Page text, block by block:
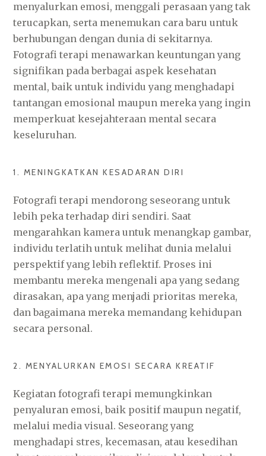
menyalurkan emosi, menggali perasaan yang tak
terucapkan, serta menemukan cara baru untuk
berhubungan dengan dunia di sekitarnya.
Fotografi terapi menawarkan keuntungan yang
signifikan pada berbagai aspek kesehatan
mental, baik untuk individu yang menghadapi
tantangan emosional maupun mereka yang ingin
memperkuat kesejahteraan mental secara
keseluruhan.
1. MENINGKATKAN KESADARAN DIRI
Fotografi terapi mendorong seseorang untuk
lebih peka terhadap diri sendiri. Saat
mengarahkan kamera untuk menangkap gambar,
individu terlatih untuk melihat dunia melalui
perspektif yang lebih reflektif. Proses ini
membantu mereka mengenali apa yang sedang
dirasakan, apa yang menjadi prioritas mereka,
dan bagaimana mereka memandang kehidupan
secara personal.
2. MENYALURKAN EMOSI SECARA KREATIF
Kegiatan fotografi terapi memungkinkan
penyaluran emosi, baik positif maupun negatif,
melalui media visual. Seseorang yang
menghadapi stres, kecemasan, atau kesedihan